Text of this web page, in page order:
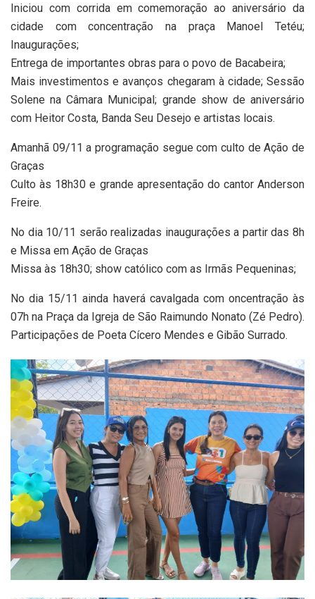
Iniciou com corrida em comemoração ao aniversário da
cidade com concentração na praça Manoel Tetéu;
Inaugurações;
Entrega de importantes obras para o povo de Bacabeira;
Mais investimentos e avanços chegaram à cidade; Sessão
Solene na Câmara Municipal; grande show de aniversário
com Heitor Costa, Banda Seu Desejo e artistas locais.
Amanhã 09/11 a programação segue com culto de Ação de
Graças
Culto às 18h30 e grande apresentação do cantor Anderson
Freire.
No dia 10/11 serão realizadas inaugurações a partir das 8h
e Missa em Ação de Graças
Missa às 18h30; show católico com as Irmãs Pequeninas;
No dia 15/11 ainda haverá cavalgada com oncentração às
07h na Praça da Igreja de São Raimundo Nonato (Zé Pedro).
Participações de Poeta Cícero Mendes e Gibão Surrado.